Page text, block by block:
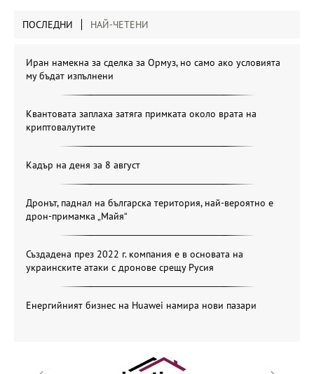
ПОСЛЕДНИ НАЙ-ЧЕТЕНИ
Иран намекна за сделка за Ормуз, но само ако условията
му бъдат изпълнени
Квантовата заплаха затяга примката около врата на
криптовалутите
Кадър на деня за 8 август
Дронът, паднал на българска територия, най-вероятно е
дрон-примамка „Майя“
Създадена през 2022 г. компания е в основата на
украинските атаки с дронове срещу Русия
Енергийният бизнес на Huawei намира нови пазари